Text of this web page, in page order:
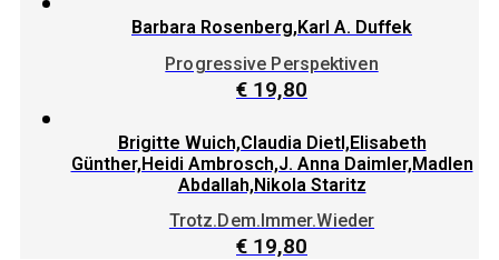
Barbara Rosenberg,Karl A. Duffek
Progressive Perspektiven
€ 19,80
Brigitte Wuich,Claudia Dietl,Elisabeth
Günther,Heidi Ambrosch,J. Anna Daimler,Madlen
Abdallah,Nikola Staritz
Trotz.Dem.Immer.Wieder
€ 19,80